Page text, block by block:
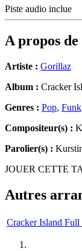
Piste audio inclue
A propos de
Artiste : Gorillaz
Album : Cracker
Genres : Pop, Funk
Compositeur(s) :
Parolier(s) :
JOUER CETTE
Autres
Cracker Island Full